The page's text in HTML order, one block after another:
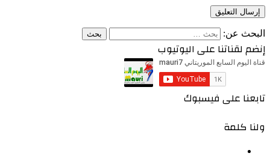
البحث عن:
إنضم لقناتنا على اليوتيوب
تابعنا على فيسبوك
ولنا كلمة